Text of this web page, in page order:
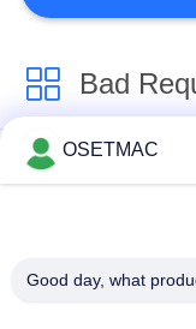
tepat ...
Bad
Woodworking
Table Saw
Edge Banding
OSETMAC
Good day, what